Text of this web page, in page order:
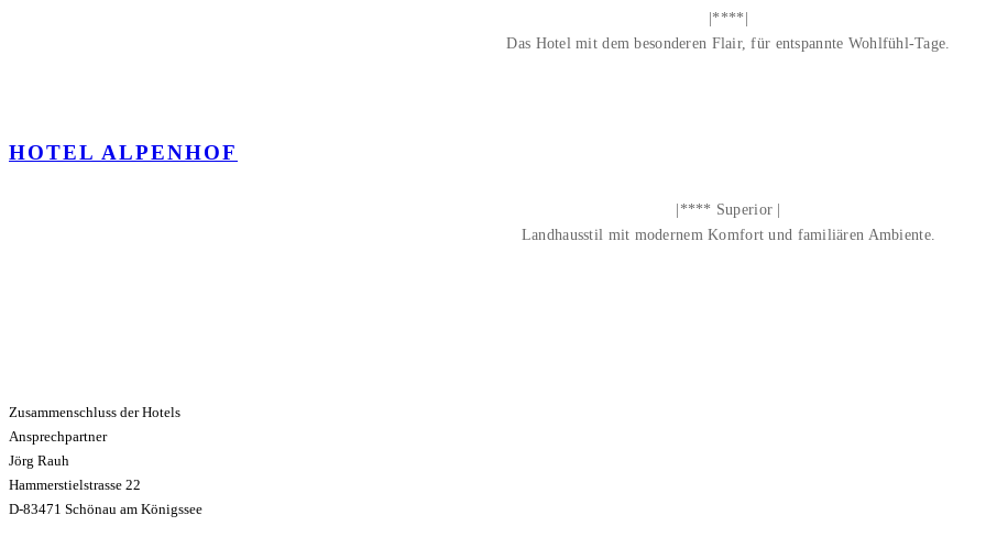
|****|
Das Hotel mit dem besonderen Flair, für entspannte Wohlfühl-Tage.
HOTEL ALPENHOF
|**** Superior |
Landhausstil mit modernem Komfort und familiären Ambiente.
Zusammenschluss der Hotels
Ansprechpartner
Jörg Rauh
Hammerstielstrasse 22
D-83471 Schönau am Königssee